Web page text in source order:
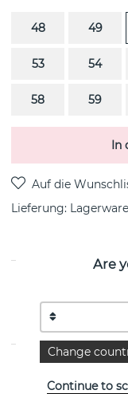
48 49
53 54
58 59
In
Lieferung: Lagerware
MOONLIGHT
der dänischen
Are
Change
Continue to